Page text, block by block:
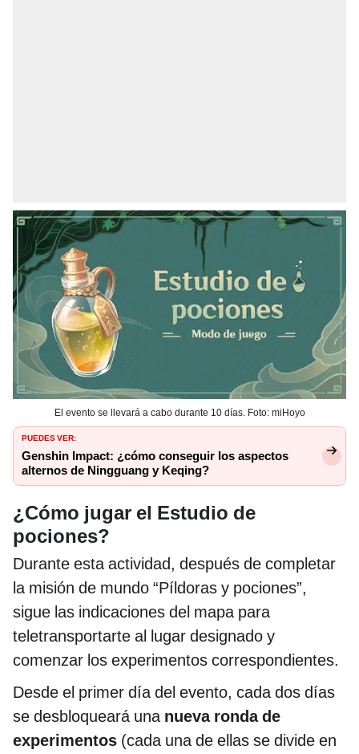
El evento se llevará a cabo durante 10 días. Foto: miHoyo
PUEDES VER:
Genshin Impact: ¿cómo conseguir los aspectos
alternos de Ningguang y Keqing?
¿Cómo jugar el Estudio de
pociones?
Durante esta actividad, después de completar
la misión de mundo “Píldoras y pociones”,
sigue las indicaciones del mapa para
teletransportarte al lugar designado y
comenzar los experimentos correspondientes.
Desde el primer día del evento, cada dos días
se desbloqueará una nueva ronda de
experimentos (cada una de ellas se divide en